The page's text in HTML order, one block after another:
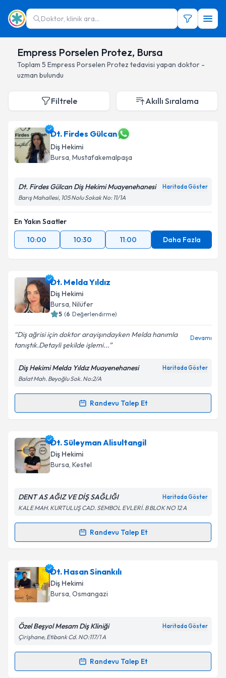
Doktor, klinik ara...
Empress Porselen Protez, Bursa
Toplam 5 Empress Porselen Protez tedavisi yapan doktor -
uzman bulundu
Filtrele Akıllı Sıralama
Dt. Firdes Gülcan
Diş Hekimi
Bursa, Mustafakemalpaşa
Dt. Firdes Gülcan Diş Hekimi Muayenehanesi Haritada Göster
Barış Mahallesi, 105 Nolu Sokak No: 11/1A
En Yakın Saatler
10:00
10:30 11:00 Daha Fazla
Dt. Melda Yıldız
Diş Hekimi
Bursa, Nilüfer
5 (6 Değerlendirme)
Diş ağrisi için doktor arayişındayken Melda hanımla
tanıştık.Detayli şekilde işlemi...
Devamı
Diş Hekimi Melda Yıldız Muayenehanesi Haritada Göster
Balat Mah. Beyoğlu Sok. No:2/A
Randevu Talep Et
Randevu Takvimi Talebi
Dt. Melda Yıldıziçin randevu takvimi talebi oluşturun.
Size bu uzmandan randevu almanız için bir takvim
hazırlandığında e-posta ile bilgilendireceğiz.
Kişisel verilerimin işlenmesine ilişkin
Metni'ni okudum ve kişisel verilerimin belirtilen
Takvim Talebini Gönder
Dt. Süleyman Alisultangil
Diş Hekimi
Bursa, Kestel
DENT AS AĞIZ VE DİŞ SAĞLIĞI Haritada Göster
KALE MAH. KURTULUŞ CAD. SEMBOL EVLERİ. B BLOK NO 12 A
Randevu Talep Et
Randevu Takvimi Talebi
Dt. Süleyman Alisultangil
oluşturun. Size bu uzmandan randevu almanız için bir
takvim hazırlandığında e-posta ile bilgilendireceğiz.
Kişisel verilerimin işlenmesine ilişkin
Metni'ni okudum ve kişisel verilerimin belirtilen
Dt. Hasan Sinankılı
Diş Hekimi
Bursa, Osmangazi
Özel Beşyol Mesam Diş Kliniği Haritada Göster
Çirişhane, Etibank Cd. NO:117/1 A
Randevu Talep Et
Randevu Takvimi Talebi